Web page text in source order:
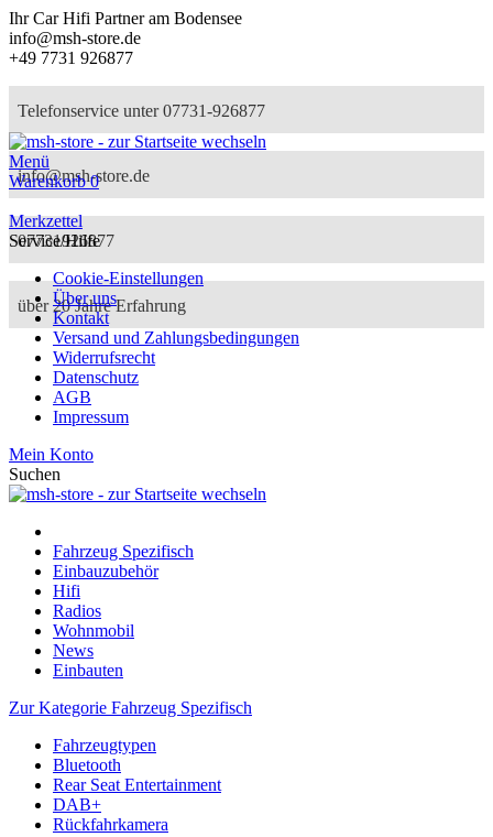
Ihr Car Hifi Partner am Bodensee
info@msh-store.de
+49 7731 926877
Telefonservice unter 07731-926877
info@msh-store.de
07731926877
über 20 Jahre Erfahrung
Menü
Warenkorb0
Merkzettel
Service/Hilfe
Cookie-Einstellungen
Über uns
Kontakt
Versand und Zahlungsbedingungen
Widerrufsrecht
Datenschutz
AGB
Impressum
Mein Konto
Suchen
Fahrzeug Spezifisch
Einbauzubehör
Hifi
Radios
Wohnmobil
News
Einbauten
Zur Kategorie Fahrzeug Spezifisch
Fahrzeugtypen
Bluetooth
Rear Seat Entertainment
DAB+
Rückfahrkamera